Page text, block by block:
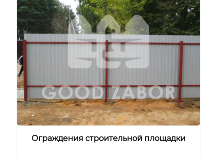
Ограждения строительной площадки